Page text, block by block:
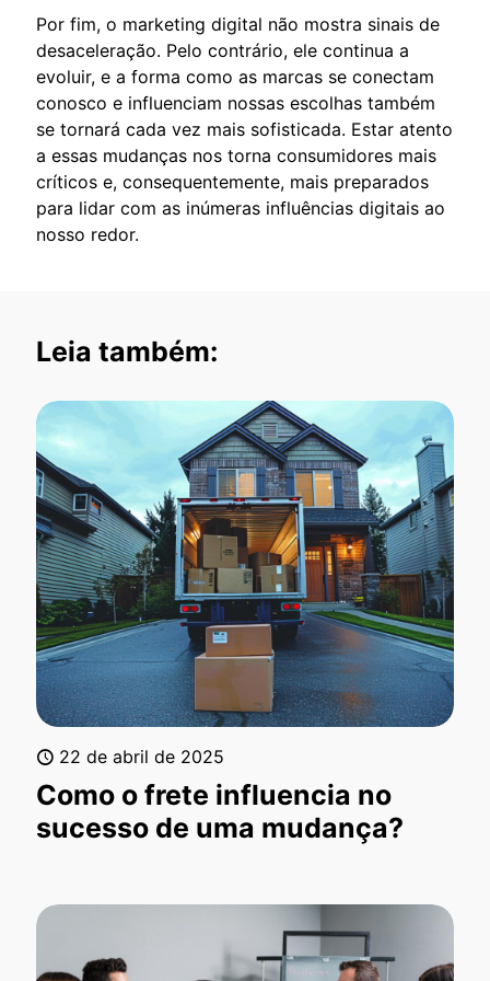
Por fim, o marketing digital não mostra sinais de
desaceleração. Pelo contrário, ele continua a
evoluir, e a forma como as marcas se conectam
conosco e influenciam nossas escolhas também
se tornará cada vez mais sofisticada. Estar atento
a essas mudanças nos torna consumidores mais
críticos e, consequentemente, mais preparados
para lidar com as inúmeras influências digitais ao
nosso redor.
Leia também:
22 de abril de 2025
Como o frete influencia no
sucesso de uma mudança?